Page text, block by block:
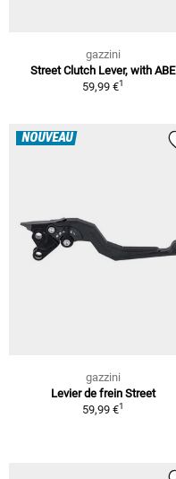
gazzini
Street Clutch Lever, with ABE
59,99 €1
NOUVEAU
gazzini
Levier de frein Street
59,99 €1